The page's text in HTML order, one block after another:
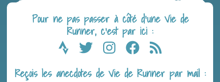
Pour ne pas passer à côté d’une Vie de
Runner, c’est par ici :
Reçois les anecdotes de Vie de Runner par mail :